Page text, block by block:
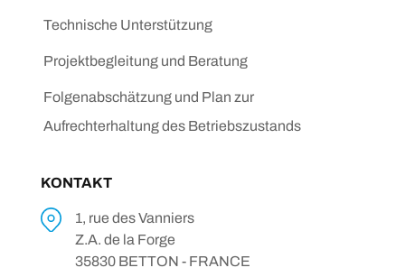
Technische Unterstützung
Projektbegleitung und Beratung
Folgenabschätzung und Plan zur
Aufrechterhaltung des Betriebszustands
KONTAKT
1, rue des Vanniers
Z.A. de la Forge
35830 BETTON - FRANCE